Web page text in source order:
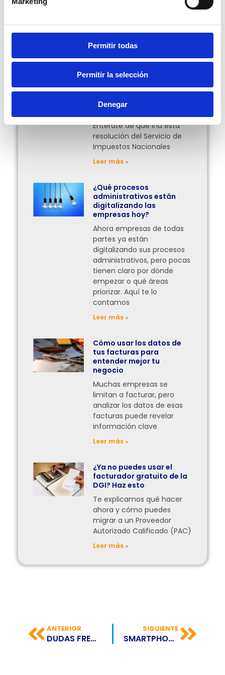
Permitir todas
Permitir la selección
Denegar
Más Posts
Facturación en línea
obligatoria para el
en Bolivia
¿Desde cuándo entrará en
vigor esta obligación?
Entérate de qué iría esta
resolución del Servicio de
Impuestos Nacionales
Leer más »
¿Qué procesos
administrativos están
digitalizando las
empresas hoy?
Ahora empresas de todas
partes ya están
digitalizando sus procesos
administrativos, pero pocas
tienen claro por dónde
empezar o qué áreas
priorizar. Aquí te lo
contamos
Leer más »
Cómo usar los datos de
tus facturas para
entender mejor tu
negocio
Muchas empresas se
limitan a facturar, pero
analizar los datos de esas
facturas puede revelar
información clave
Leer más »
¿Ya no puedes usar el
facturador gratuito de la
DGI? Haz esto
Te explicamos qué hacer
ahora y cómo puedes
migrar a un Proveedor
Autorizado Calificado (PAC)
Leer más »
ANTERIOR
DUDAS FRECUENTES SOBRE LA FACTURACIÓN ELECTRÓNICA
SIGUIENTE
SMARTPHONES Y VIDEOJUEGOS